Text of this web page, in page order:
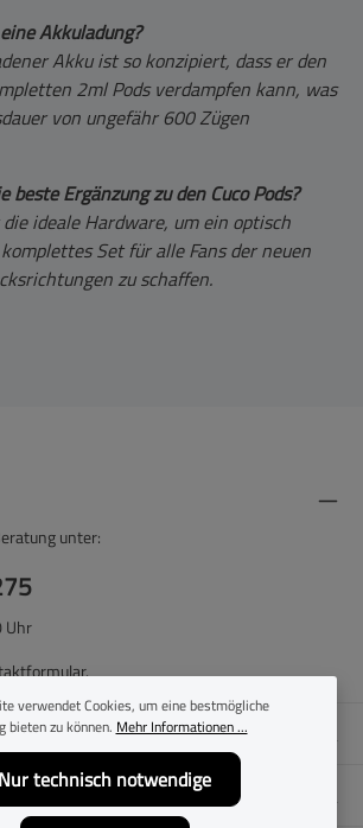
Akkuladung?
Akku ist so konzipiert, dass er den
2ml Pods verdampfen kann, was
von ungefähr 600 Zügen
beste Ergänzung zu den Cuco Pods?
ideale Hardware, um ein optisch
Set für alle Fans der neuen
zu schaffen.
unter:
Uhr
.
verwendet Cookies, um eine bestmögliche
bieten zu können. Mehr Informationen ...
Nur technisch notwendige